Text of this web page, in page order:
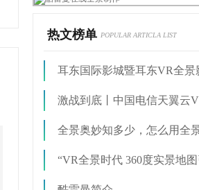
热文榜单 POPULAR ARTICLA LIST
全景奥妙知多少，怎么用全
“VR全景时代 360度实景地